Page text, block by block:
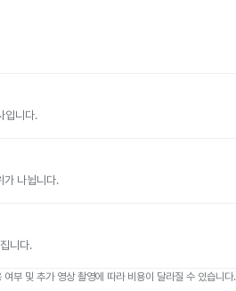
입니다.
가 나뉩니다.
니다.
부 및 추가 영상 촬영에 따라 비용이 달라질 수 있습니다.